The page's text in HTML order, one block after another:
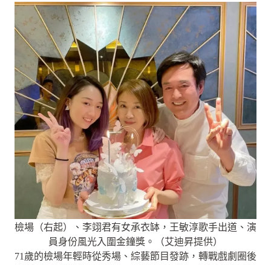
檢場（右起）、李翊君有女承衣缽，王敏淳歌手出道、演
員身份風光入圍金鐘獎。（艾迪昇提供）
71歲的檢場年輕時從秀場、綜藝節目發跡，轉戰戲劇圈後